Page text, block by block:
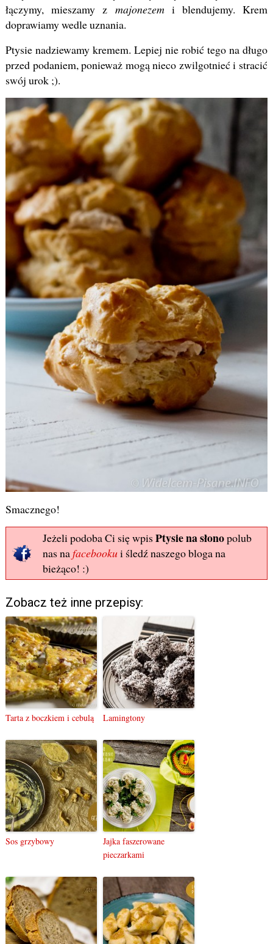
łączymy, mieszamy z majonezemi blendujemy. Krem
doprawiamy wedle uznania.
Ptysie nadziewamy kremem. Lepiej nie robić tego na długo
przed podaniem, ponieważ mogą nieco zwilgotnieć i stracić
swój urok ;).
Smacznego!
Jeżeli podoba Ci się wpisPtysie na słonopolub
nas nafacebookui śledź naszego bloga na
bieżąco! :)
Zobacz też inne przepisy:
Tarta z boczkiem i cebulą Lamingtony
Sos grzybowy
Jajka faszerowane
pieczarkami